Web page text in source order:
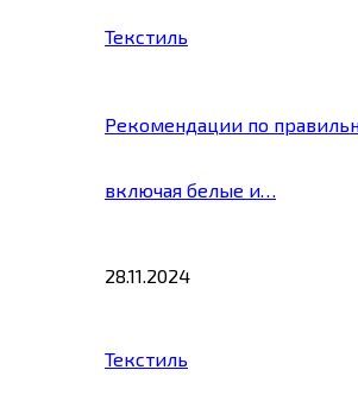
Текстиль
Рекомендации по
включая белые и…
28.11.2024
Текстиль